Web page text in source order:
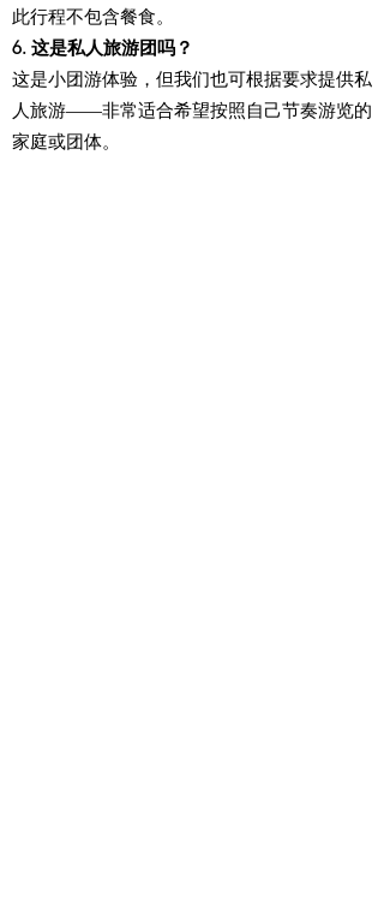
此行程不包含餐食。
6. 这是私人旅游团吗？
这是小团游体验，但我们也可根据要求提供私
人旅游——非常适合希望按照自己节奏游览的
家庭或团体。